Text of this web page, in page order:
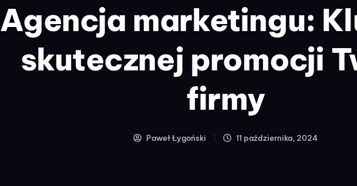
Agencja marketingu:
skutecznej promocji
firmy
Paweł Łygoński 11 października, 2024